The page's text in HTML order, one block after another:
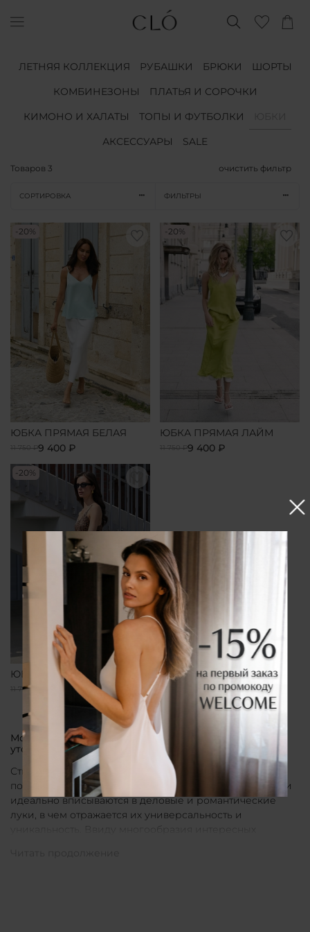
ЛЕТНЯЯ КОЛЛЕКЦИЯ РУБАШКИ БРЮКИ
ШОРТЫ
КОМБИНЕЗОНЫ
ПЛАТЬЯ И СОРОЧКИ
КИМОНО И ХАЛАТЫ
ТОПЫ И ФУТБОЛКИ
АКСЕССУАРЫ
SALE
Товаров 3 очистить фильтр
СОРТИРОВКА ФИЛЬТРЫ
-20%
ЮБКА ПРЯМАЯ БЕЛАЯ
11 750 ₽9 400 ₽
-20%
ЮБКА ПРЯМАЯ ЛАЙМ
11 750 ₽9 400 ₽
-20%
ЮБКА ПРЯМАЯ ЧЕРНАЯ
11 750 ₽ 9 400 ₽
Модные женские юбки от бренда CLÓ для поклонниц
утонченных элементов гардероба
Стильные юбки CLÓ прекрасно подходят для
повседневных образов уверенных в себе женщин. Они
идеально вписываются в деловые и романтические
луки, в чем отражается их универсальность и
уникальность. Ввиду многообразия интересных